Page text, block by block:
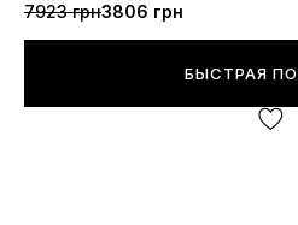
7923 грн3806 грн
БЫСТРАЯ